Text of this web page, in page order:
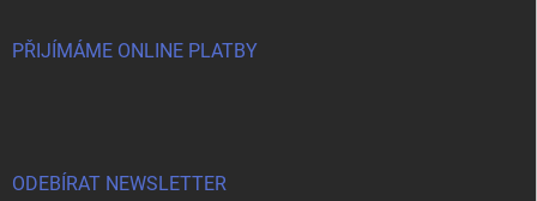
PŘIJÍMÁME ONLINE PLATBY
ODEBÍRAT NEWSLETTER